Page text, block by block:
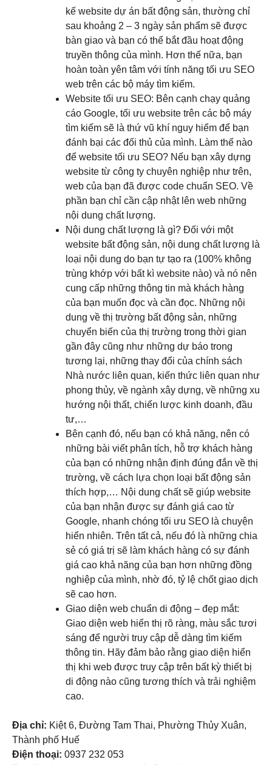
kế website dự án bất động sản, thường chỉ
sau khoảng 2 – 3 ngày sản phẩm sẽ được
bàn giao và bạn có thể bắt đầu hoạt động
truyền thông của mình. Hơn thế nữa, bạn
hoàn toàn yên tâm với tính năng tối ưu SEO
web trên các bộ máy tìm kiếm.
Website tối ưu SEO: Bên cạnh chạy quảng
cáo Google, tối ưu website trên các bộ máy
tìm kiếm sẽ là thứ vũ khí nguy hiểm để bạn
đánh bại các đối thủ của mình. Làm thế nào
để website tối ưu SEO? Nếu bạn xây dựng
website từ công ty chuyên nghiệp như trên,
web của bạn đã được code chuẩn SEO. Về
phần bạn chỉ cần cập nhật lên web những
nội dung chất lượng.
Nội dung chất lượng là gì? Đối với một
website bất động sản, nội dung chất lượng là
loại nội dung do bạn tự tạo ra (100% không
trùng khớp với bất kì website nào) và nó nên
cung cấp những thông tin mà khách hàng
của bạn muốn đọc và cần đọc. Những nội
dung về thị trường bất động sản, những
chuyển biến của thị trường trong thời gian
gần đây cũng như những dự báo trong
tương lại, những thay đổi của chính sách
Nhà nước liên quan, kiến thức liên quan như
phong thủy, về ngành xây dựng, về những xu
hướng nội thất, chiến lược kinh doanh, đầu
tư,…
Bên cạnh đó, nếu bạn có khả năng, nên có
những bài viết phân tích, hỗ trợ khách hàng
của bạn có những nhận định đúng đắn về thị
trường, về cách lựa chọn loại bất động sản
thích hợp,… Nội dung chất sẽ giúp website
của bạn nhận được sự đánh giá cao từ
Google, nhanh chóng tối ưu SEO là chuyện
hiển nhiên. Trên tất cả, nếu đó là những chia
sẻ có giá trị sẽ làm khách hàng có sự đánh
giá cao khả năng của bạn hơn những đồng
nghiệp của mình, nhờ đó, tỷ lệ chốt giao dịch
sẽ cao hơn.
Giao diện web chuẩn di động – đẹp mắt:
Giao diện web hiển thị rõ ràng, màu sắc tươi
sáng để người truy cập dễ dàng tìm kiếm
thông tin. Hãy đảm bảo rằng giao diện hiển
thị khi web được truy cập trên bất kỳ thiết bị
di động nào cũng tương thích và trải nghiệm
cao.
Địa chỉ: Kiệt 6, Đường Tam Thai, Phường Thủy Xuân,
Thành phố Huế
Điện thoại: 0937 232 053